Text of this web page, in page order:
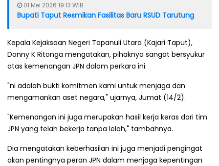
01 Mei 2026 19:13 WIB
Bupati Taput Resmikan Fasilitas Baru RSUD Tarutung
Kepala Kejaksaan Negeri Tapanuli Utara (Kajari Taput),
Donny K Ritonga mengatakan, pihaknya sangat bersyukur
atas kemenangan JPN dalam perkara ini.
"ni adalah bukti komitmen kami untuk menjaga dan
mengamankan aset negara," ujarnya, Jumat (14/2).
"Kemenangan ini juga merupakan hasil kerja keras dari tim
JPN yang telah bekerja tanpa lelah," tambahnya.
Dia mengatakan keberhasilan ini juga menjadi pengingat
akan pentingnya peran JPN dalam menjaga kepentingan